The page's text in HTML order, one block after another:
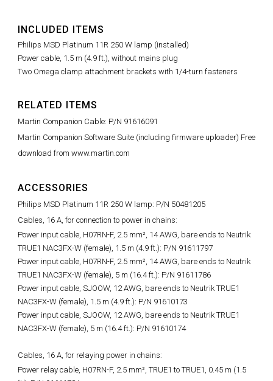
INCLUDED ITEMS
Philips MSD Platinum 11R 250 W lamp (installed)
Power cable, 1.5 m (4.9 ft.), without mains plug
Two Omega clamp attachment brackets with 1/4-turn fasteners
RELATED ITEMS
Martin Companion Cable: P/N 91616091
Martin Companion Software Suite (including firmware uploader) Free
download from www.martin.com
ACCESSORIES
Philips MSD Platinum 11R 250 W lamp: P/N 50481205
Cables, 16 A, for connection to power in chains:
Power input cable, H07RN-F, 2.5 mm², 14 AWG, bare ends to Neutrik
TRUE1 NAC3FX-W (female), 1.5 m (4.9 ft.): P/N 91611797
Power input cable, H07RN-F, 2.5 mm², 14 AWG, bare ends to Neutrik
TRUE1 NAC3FX-W (female), 5 m (16.4 ft.): P/N 91611786
Power input cable, SJOOW, 12 AWG, bare ends to Neutrik TRUE1
NAC3FX-W (female), 1.5 m (4.9 ft.): P/N 91610173
Power input cable, SJOOW, 12 AWG, bare ends to Neutrik TRUE1
NAC3FX-W (female), 5 m (16.4 ft.): P/N 91610174
Cables, 16 A, for relaying power in chains:
Power relay cable, H07RN-F, 2.5 mm², TRUE1 to TRUE1, 0.45 m (1.5